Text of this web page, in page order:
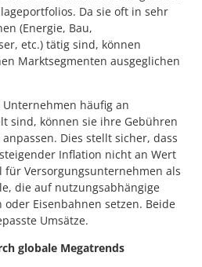
Da sie oft in sehr
(Energie, Bau,
etc.) tätig sind, können
Marktsegmenten ausgeglichen
häufig an
sind, können sie ihre Gebühren
Dies stellt sicher, dass
Inflation nicht an Wert
für Versorgungsunternehmen als
die auf nutzungsabhängige
Eisenbahnen setzen. Beide
Umsätze.
globale Megatrends